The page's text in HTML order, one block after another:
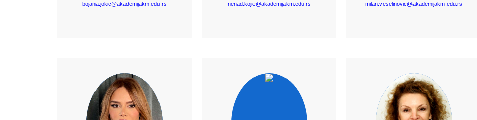
bojana.jokic@akademijakm.edu.rs
Више о наставнику
nenad.kojic@akademijakm.edu.rs
Више о наставнику
milan.veselinovic@akademijakm.edu.rs
Више о наставнику